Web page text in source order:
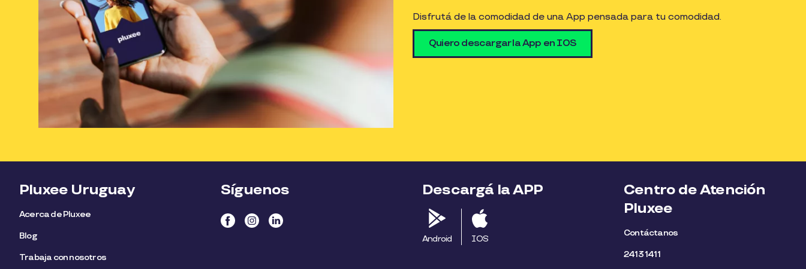
Disfrutá de la comodidad de una App pensada para tu comodidad.
Quiero descargar la App en IOS
Pluxee Uruguay
Acerca de Pluxee
Blog
Trabaja con nosotros
Síguenos Descargá la APP
Android IOS
Centro de Atención
Pluxee
Contáctanos
2413 1411